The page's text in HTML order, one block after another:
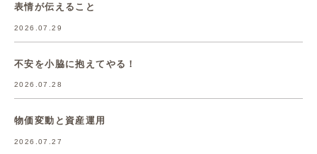
表情が伝えること
2026.07.29
不安を小脇に抱えてやる！
2026.07.28
物価変動と資産運用
2026.07.27